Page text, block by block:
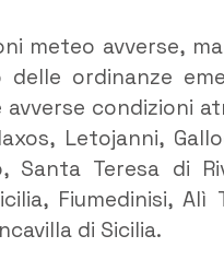
meteo avverse,
delle ordinanze
condizioni
Letojanni,
Santa Teresa di
Fiumedinisi,
di Sicilia.